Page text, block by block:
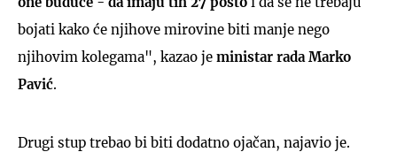
bojati kako će njihove mirovine biti manje nego
njihovim kolegama", kazao je ministar rada Marko
Pavić.
Drugi stup trebao bi biti dodatno ojačan, najavio je.